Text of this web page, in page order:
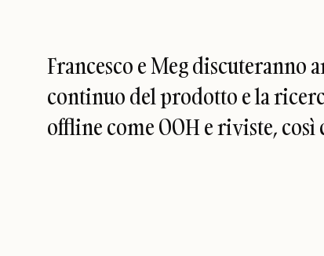
Francesco e Meg discuteranno
continuo del prodotto e la
offline come OOH e riviste,